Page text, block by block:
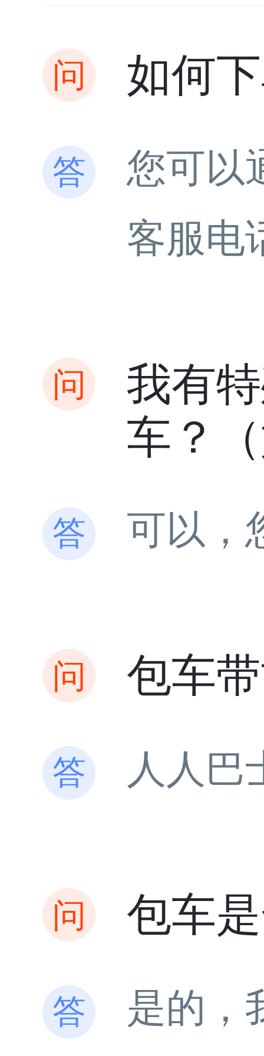
如何
您可以
客服电
我有
车？
可以，
包车
人人巴
包车
是的，